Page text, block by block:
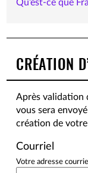
Qu’est-ce que
CRÉATION
Après validation
vous sera
création de
Courriel
*
Votre adresse